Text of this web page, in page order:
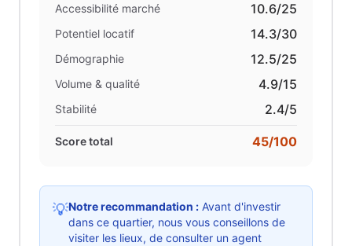
Accessibilité marché 10.6/25
Potentiel locatif 14.3/30
Démographie 12.5/25
Volume & qualité 4.9/15
Stabilité 2.4/5
Score total 45/100
💡Notre recommandation : Avant d'investir
dans ce quartier, nous vous conseillons de
visiter les lieux, de consulter un agent